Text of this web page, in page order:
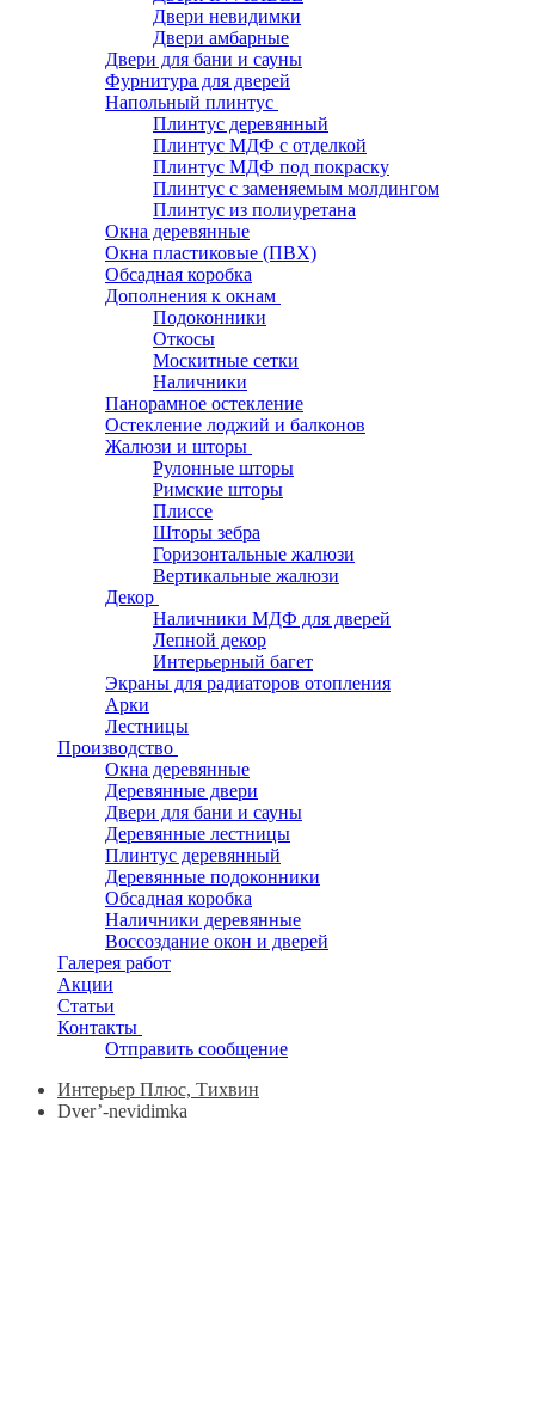
Двери невидимки
Двери амбарные
Двери для бани и сауны
Фурнитура для дверей
Напольный плинтус
Плинтус деревянный
Плинтус МДФ с отделкой
Плинтус МДФ под покраску
Плинтус с заменяемым молдингом
Плинтус из полиуретана
Окна деревянные
Окна пластиковые (ПВХ)
Обсадная коробка
Дополнения к окнам
Подоконники
Откосы
Москитные сетки
Наличники
Панорамное остекление
Остекление лоджий и балконов
Жалюзи и шторы
Рулонные шторы
Римские шторы
Плиссе
Шторы зебра
Горизонтальные жалюзи
Вертикальные жалюзи
Декор
Наличники МДФ для дверей
Лепной декор
Интерьерный багет
Экраны для радиаторов отопления
Арки
Лестницы
Производство
Окна деревянные
Деревянные двери
Двери для бани и сауны
Деревянные лестницы
Плинтус деревянный
Деревянные подоконники
Обсадная коробка
Наличники деревянные
Воссоздание окон и дверей
Галерея работ
Акции
Статьи
Контакты
Отправить сообщение
Интерьер Плюс, Тихвин
Dver’-nevidimka